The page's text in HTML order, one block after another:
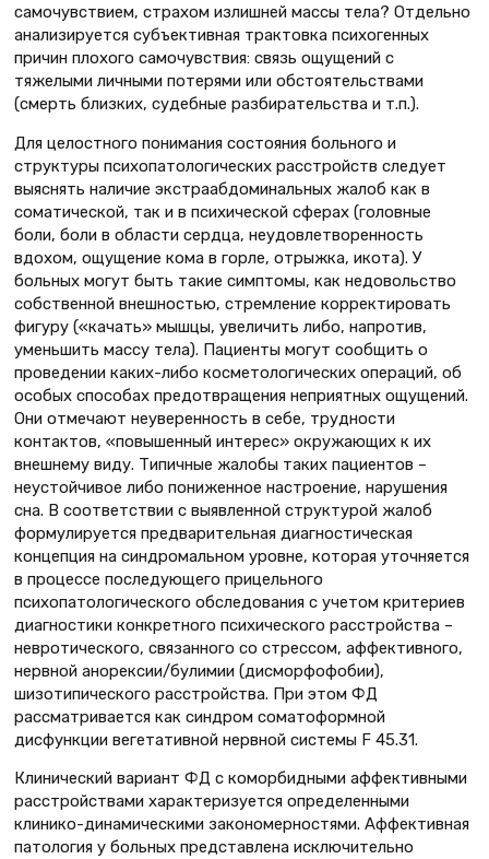
самочувствием, страхом излишней массы тела? Отдельно
анализируется субъективная трактовка психогенных
причин плохого самочувствия: связь ощущений с
тяжелыми личными потерями или обстоятельствами
(смерть близких, судебные разбирательства и т.п.).
Для целостного понимания состояния больного и
структуры психопатологических расстройств следует
выяснять наличие экстраабдоминальных жалоб как в
соматической, так и в психической сферах (головные
боли, боли в области сердца, неудовлетворенность
вдохом, ощущение кома в горле, отрыжка, икота). У
больных могут быть такие симптомы, как недовольство
собственной внешностью, стремление корректировать
фигуру («качать» мышцы, увеличить либо, напротив,
уменьшить массу тела). Пациенты могут сообщить о
проведении каких-либо косметологических операций, об
особых способах предотвращения неприятных ощущений.
Они отмечают неуверенность в себе, трудности
контактов, «повышенный интерес» окружающих к их
внешнему виду. Типичные жалобы таких пациентов –
неустойчивое либо пониженное настроение, нарушения
сна. В соответствии с выявленной структурой жалоб
формулируется предварительная диагностическая
концепция на синдромальном уровне, которая уточняется
в процессе последующего прицельного
психопатологического обследования с учетом критериев
диагностики конкретного психического расстройства –
невротического, связанного со стрессом, аффективного,
нервной анорексии/булимии (дисморфофобии),
шизотипического расстройства. При этом ФД
рассматривается как синдром соматоформной
дисфункции вегетативной нервной системы F 45.31.
Клинический вариант ФД с коморбидными аффективными
расстройствами характе­ризуется определенными
клинико-динамическими закономерностями. Аффективная
патоло­гия у больных представлена исключительно